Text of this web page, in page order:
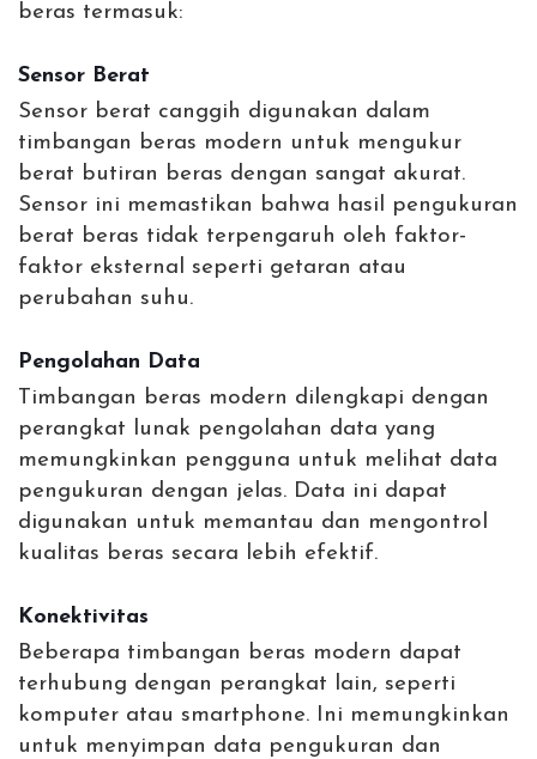
beras termasuk:
Sensor Berat
Sensor berat canggih digunakan dalam
timbangan beras modern untuk mengukur
berat butiran beras dengan sangat akurat.
Sensor ini memastikan bahwa hasil pengukuran
berat beras tidak terpengaruh oleh faktor-
faktor eksternal seperti getaran atau
perubahan suhu.
Pengolahan Data
Timbangan beras modern dilengkapi dengan
perangkat lunak pengolahan data yang
memungkinkan pengguna untuk melihat data
pengukuran dengan jelas. Data ini dapat
digunakan untuk memantau dan mengontrol
kualitas beras secara lebih efektif.
Konektivitas
Beberapa timbangan beras modern dapat
terhubung dengan perangkat lain, seperti
komputer atau smartphone. Ini memungkinkan
untuk menyimpan data pengukuran dan